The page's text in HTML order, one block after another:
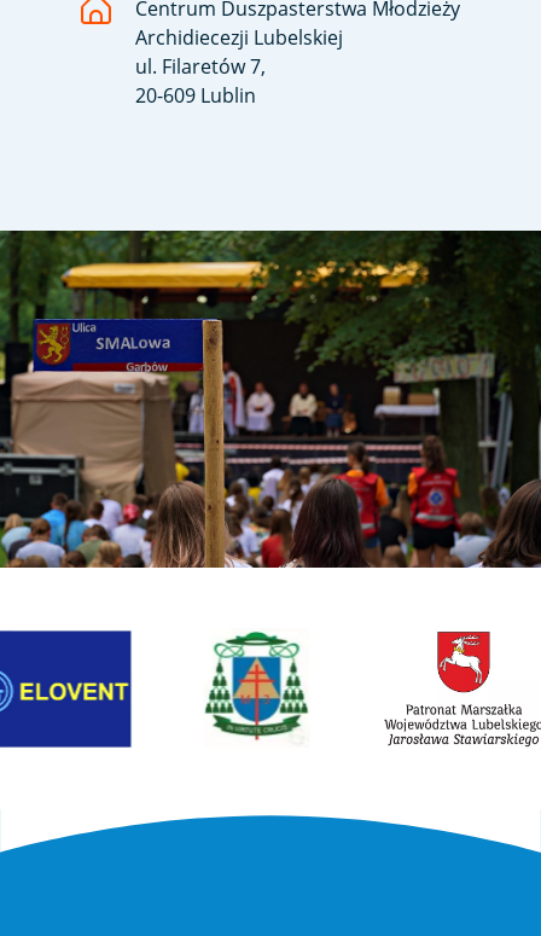
Centrum Duszpasterstwa Młodzieży
Archidiecezji Lubelskiej
ul. Filaretów 7,
20-609 Lublin
Link otwiera sie w nowej karcieLink otwiera sie w